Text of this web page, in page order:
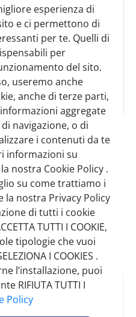
esperienza di
e ci permettono di
per te. Quelli di
per
del sito.
useremo anche
anche di terze parti,
aggregate
navigazione, o di
i contenuti da te
informazioni su
nostra Cookie Policy .
su come trattiamo i
la nostra Privacy Policy
di tutti i cookie
TUTTI I COOKIE,
tipologie che vuoi
I COOKIES .
l’installazione, puoi
RIFIUTA TUTTI I
Policy
04/2029